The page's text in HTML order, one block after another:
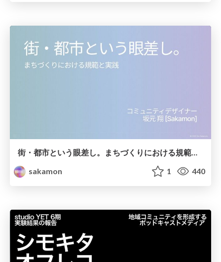
街・都市という眼差し。まちづくりにおける規範と実践
sakamon
1 440